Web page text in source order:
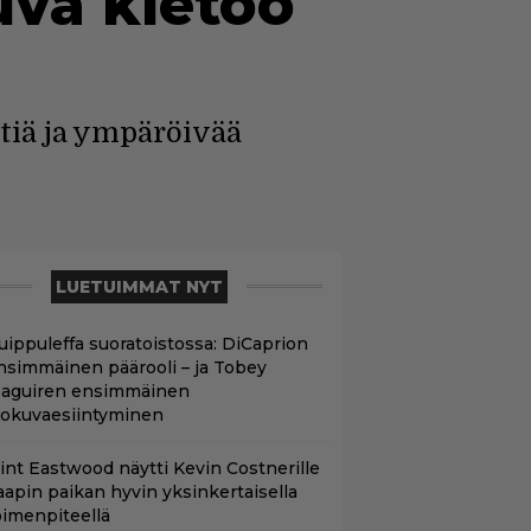
ja ympäröivää
LUETUIMMAT NYT
suoratoistossa: DiCaprion
päärooli – ja Tobey
ensimmäinen
Eastwood näytti Kevin Costnerille
paikan hyvin yksinkertaisella